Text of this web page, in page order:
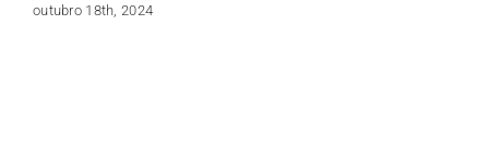
outubro 18th, 2024